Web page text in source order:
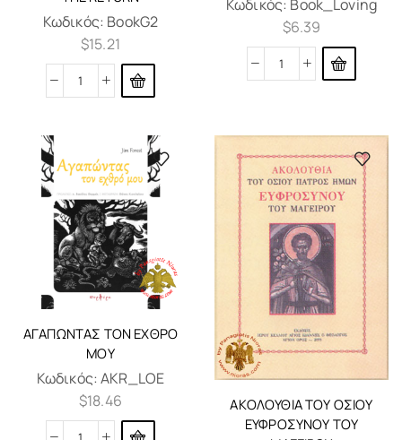
Κωδικός: BookG2
$15.21
Κωδικός: Book_Loving
$6.39
ΑΓΑΠΏΝΤΑΣ ΤΟΝ ΕΧΘΡΌ
ΜΟΥ
Κωδικός:AKR_LOE
$18.46
ΑΚΟΛΟΥΘΊΑ ΤΟΥ ΟΣΊΟΥ
ΕΥΦΡΌΣΥΝΟΥ ΤΟΥ